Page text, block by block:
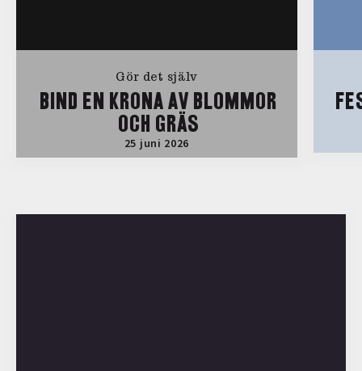
Gör det själv
BIND EN KRONA AV BLOMMOR
OCH GRÄS
25 juni 2026